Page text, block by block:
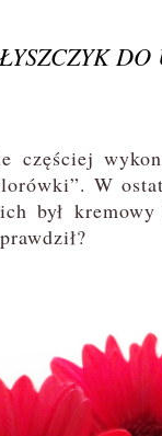
częściej
W
był